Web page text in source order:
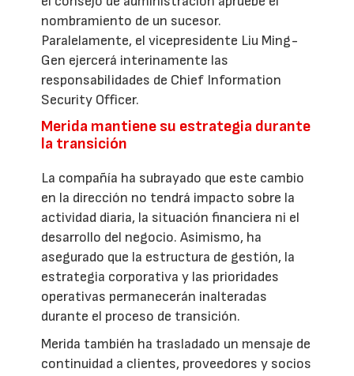
nombramiento de un sucesor.
Paralelamente, el vicepresidente Liu Ming-
Gen ejercerá interinamente las
responsabilidades de Chief Information
Security Officer.
Merida mantiene su estrategia durante
la transición
La compañía ha subrayado que este cambio
en la dirección no tendrá impacto sobre la
actividad diaria, la situación financiera ni el
desarrollo del negocio. Asimismo, ha
asegurado que la estructura de gestión, la
estrategia corporativa y las prioridades
operativas permanecerán inalteradas
durante el proceso de transición.
Merida también ha trasladado un mensaje de
continuidad a clientes, proveedores y socios